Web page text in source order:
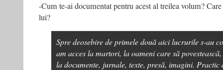
-Cum te-ai documentat pentru acest al treilea volum? Care
lui?
Spre deosebire de primele două aici lucrurile s-au
am acces la martori, la oameni care să
la documente, jurnale, texte, presă, imagini.